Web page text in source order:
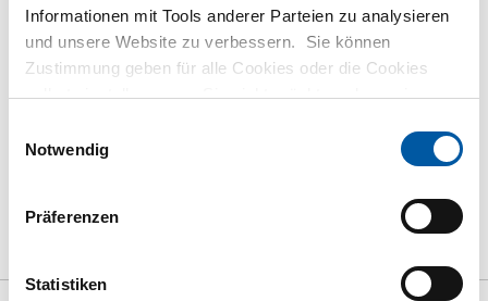
Informationen mit Tools anderer Parteien zu analysieren
und unsere Website zu verbessern. Sie können
Zustimmung geben für alle Cookies oder die Cookies
selbst einstellen, wenn Sie nicht möchten, dass wir
Informationen zu den von uns gespeicherten Cookies und
den Parteien mit denen wir zusammenarbeiten, finden
hier
unsere Richtlinien an.
Notwendig
Präferenzen
Statistiken
Bestellen mit Ihren eigenen Artikelnummern
Kalkulieren mit aktuellen MCB-Preisen
Verfolgen Sie Ihre Bestellung über Track&Trace
das Produkt